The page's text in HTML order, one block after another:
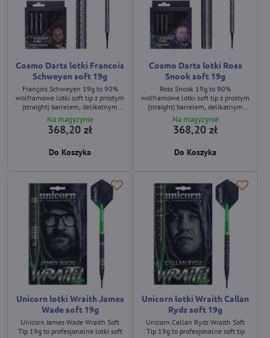
Cosmo Darts lotki Francois
Schweyen soft 19g
François Schweyen 19g to 90%
wolframowe lotki soft tip z prostym
(straight) barrelem, delikatnym
ringed gripem oraz belgijskimi
barwami narodowymi (czarny, żółty,
czerwony) na przedniej części.
Na magyzynie
368,20 zł
Do Koszyka
Cosmo Darts lotki Ross
Snook soft 19g
Ross Snook 19g to 90%
wolframowe lotki soft tip z prostym
(straight) barrelem, delikatnym
ringed gripem oraz zestawem Fit
Flight Shape, Fit Shaft GEAR Slim
Spinning i Fit Point PLUS.
Na magyzynie
368,20 zł
Do Koszyka
Unicorn lotki Wraith James
Wade soft 19g
Unicorn James Wade Wraith Soft
Tip 19g to profesjonalne lotki soft
Unicorn lotki Wraith Callan
Rydz soft 19g
Unicorn Callan Rydz Wraith Soft
Tip 19g to profesjonalne soft tip